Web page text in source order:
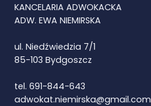
KANCELARIA ADWOKACKA
ADW. EWA NIEMIRSKA
ul. Niedźwiedzia 7/1
85-103 Bydgoszcz
tel. 691-844-643
adwokat.niemirska@gmail.com